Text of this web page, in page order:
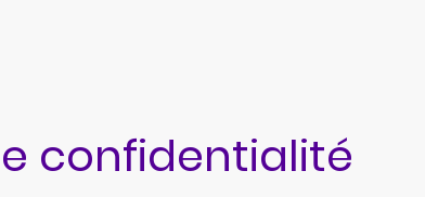
confidentialité